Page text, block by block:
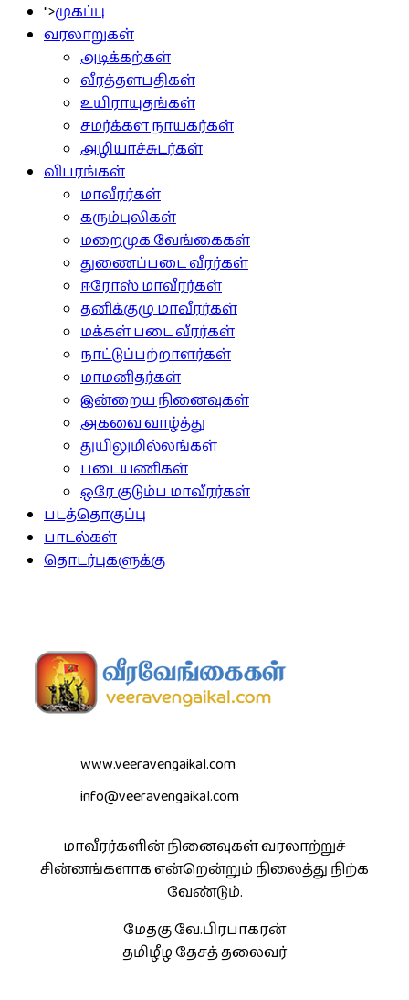
">முகப்பு
வரலாறுகள்
அடிக்கற்கள்
வீரத்தளபதிகள்
உயிராயுதங்கள்
சமர்க்கள நாயகர்கள்
அழியாச்சுடர்கள்
விபரங்கள்
மாவீரர்கள்
கரும்புலிகள்
மறைமுக வேங்கைகள்
துணைப்படை வீரர்கள்
ஈரோஸ் மாவீரர்கள்
தனிக்குழு மாவீரர்கள்
மக்கள் படை வீரர்கள்
நாட்டுப்பற்றாளர்கள்
மாமனிதர்கள்
இன்றைய நினைவுகள்
அகவை வாழ்த்து
துயிலுமில்லங்கள்
படையணிகள்
ஒரே குடும்ப மாவீரர்கள்
படத்தொகுப்பு
பாடல்கள்
தொடர்புகளுக்கு
www.veeravengaikal.com
info@veeravengaikal.com
மாவீரர்களின் நினைவுகள் வரலாற்றுச்
சின்னங்களாக என்றென்றும் நிலைத்து நிற்க
வேண்டும்.
மேதகு வே.பிரபாகரன்
தமிழீழ தேசத் தலைவர்